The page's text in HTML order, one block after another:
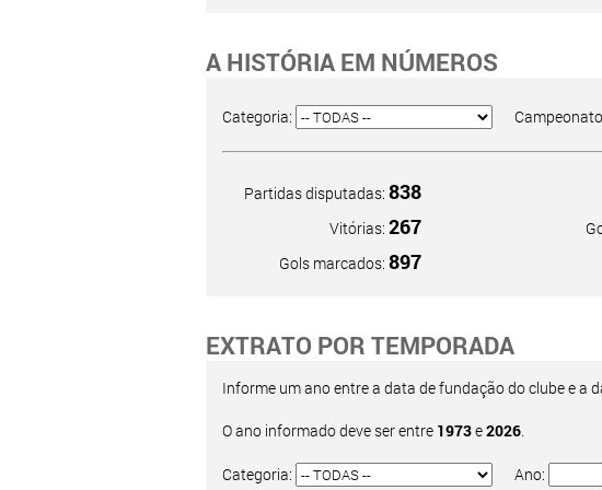
A HISTÓRIA EM NÚMEROS
Categoria:
Partidas disputadas: 838
Vitórias: 267
Gols marcados: 897
EXTRATO POR TEMPORADA
Informe um ano entre a data de fundação do clube e a
O ano informado deve ser entre 1973e2026.
Categoria: Ano: